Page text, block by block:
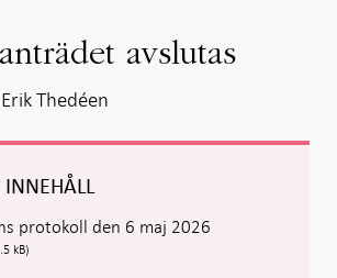
avslutas
Thedéen
INNEHÅLL
protokoll den 6 maj 2026
kB)